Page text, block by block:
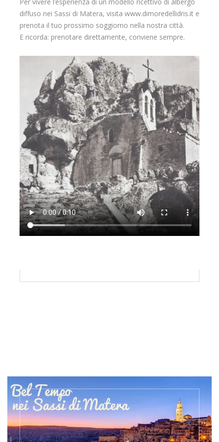
diffuso nei Sassi di Matera, visita www.dimoredellidris.it e
prenota il tuo prossimo soggiorno nella nostra città.
E ricorda: prenotare direttamente, conviene sempre.